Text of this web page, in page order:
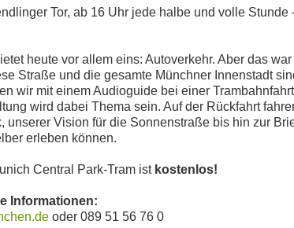
Tor, ab 16 Uhr jede halbe und volle Stunde
heute vor allem eins: Autoverkehr. Aber das
Straße und die gesamte Münchner Innenstadt
wir mit einem Audioguide bei einer
wird dabei Thema sein. Auf der Rückfahrt
unserer Vision für die Sonnenstraße bis hin zur
erleben können.
Central Park-Tram istkostenlos!
Informationen:
oder 089 51 56 76 0